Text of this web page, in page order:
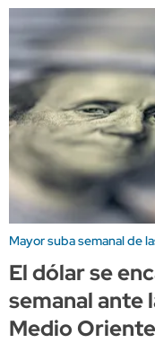
Mayor suba semanal de
El dólar se
semanal ante
Medio Oriente